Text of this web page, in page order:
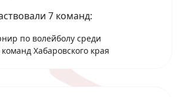
7 команд:
по волейболу среди
Хабаровского края